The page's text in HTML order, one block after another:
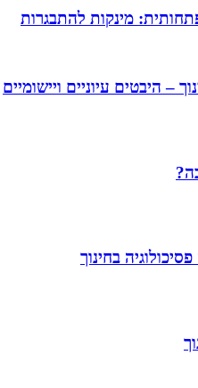
מינקות להתבגרות
– היבטים עיוניים ויישומיים
בחינוך